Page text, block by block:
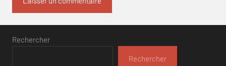
Rechercher
Rechercher